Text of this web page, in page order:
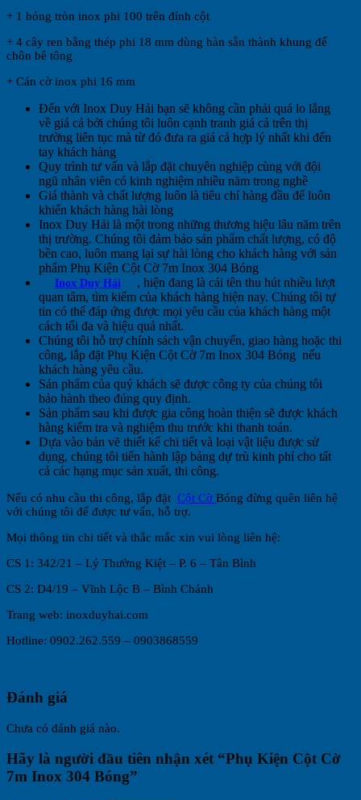
+ 1 bóng tròn inox phi 100 trên đỉnh cột
+ 4 cây ren bằng thép phi 18 mm dùng hàn sẵn thành khung để
chôn bê tông
+ Cán cờ inox phi 16 mm
Đến với Inox Duy Hải bạn sẽ không cần phải quá lo lắng
về giá cả bởi chúng tôi luôn cạnh tranh giá cả trên thị
trường liên tục mà từ đó đưa ra giá cả hợp lý nhất khi đến
tay khách hàng
Quy trình tư vấn và lắp đặt chuyên nghiệp cùng với đội
ngũ nhân viên có kinh nghiệm nhiều năm trong nghề
Giá thành và chất lượng luôn là tiêu chí hàng đầu để luôn
khiến khách hàng hài lòng
Inox Duy Hải là một trong những thương hiệu lâu năm trên
thị trường. Chúng tôi đảm bảo sản phẩm chất lượng, có độ
bền cao, luôn mang lại sự hài lòng cho khách hàng với sản
phẩm Phụ Kiện Cột Cờ 7m Inox 304 Bóng
Inox Duy Hải
, hiện đang là cái tên thu hút nhiều lượt
quan tâm, tìm kiếm của khách hàng hiện nay. Chúng tôi tự
tin có thể đáp ứng được mọi yêu cầu của khách hàng một
cách tối đa và hiệu quả nhất.
Chúng tôi hỗ trợ chính sách vận chuyển, giao hàng hoặc thi
công, lắp đặt Phụ Kiện Cột Cờ 7m Inox 304 Bóng nếu
khách hàng yêu cầu.
Sản phẩm của quý khách sẽ được công ty của chúng tôi
bảo hành theo đúng quy định.
Sản phẩm sau khi được gia công hoàn thiện sẽ được khách
hàng kiểm tra và nghiệm thu trước khi thanh toán.
Dựa vào bản vẽ thiết kế chi tiết và loại vật liệu được sử
dụng, chúng tôi tiến hành lập bảng dự trù kinh phí cho tất
cả các hạng mục sản xuất, thi công.
Nếu có nhu cầu thi công, lắp đặt Cột Cờ Bóng đừng quên liên hệ
với chúng tôi để được tư vấn, hỗ trợ.
Mọi thông tin chi tiết và thắc mắc xin vui lòng liên hệ:
CS 1: 342/21 – Lý Thường Kiệt – P. 6 – Tân Bình
CS 2: D4/19 – Vĩnh Lộc B – Bình Chánh
Trang web: inoxduyhai.com
Hotline: 0902.262.559 – 0903868559
Đánh giá
Chưa có đánh giá nào.
Hãy là người đầu tiên nhận xét “Phụ Kiện Cột Cờ
7m Inox 304 Bóng”